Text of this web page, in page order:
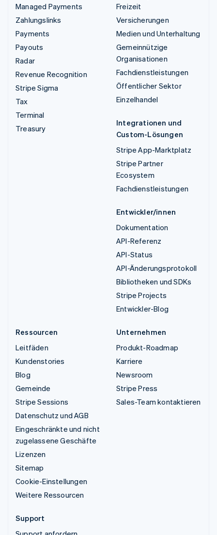
Managed Payments
Zahlungslinks
Payments
Payouts
Radar
Revenue Recognition
Stripe Sigma
Tax
Terminal
Treasury
Freizeit
Versicherungen
Medien und Unterhaltung
Gemeinnützige
Organisationen
Fachdienstleistungen
Öffentlicher Sektor
Einzelhandel
Integrationen und
Custom-Lösungen
Stripe App-Marktplatz
Stripe Partner
Ecosystem
Fachdienstleistungen
Entwickler/innen
Dokumentation
API-Referenz
API-Status
API-Änderungsprotokoll
Bibliotheken und SDKs
Stripe Projects
Entwickler-Blog
Ressourcen
Leitfäden
Kundenstories
Blog
Gemeinde
Stripe Sessions
Datenschutz und AGB
Eingeschränkte und nicht
zugelassene Geschäfte
Lizenzen
Sitemap
Cookie-Einstellungen
Weitere Ressourcen
Unternehmen
Produkt-Roadmap
Karriere
Newsroom
Stripe Press
Sales-Team kontaktieren
Support